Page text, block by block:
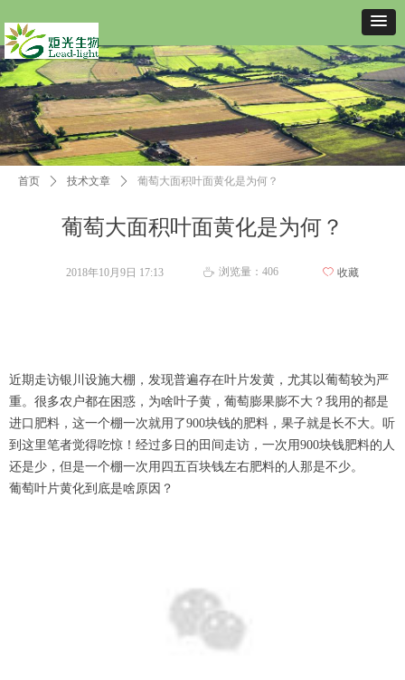
葡萄大面积叶面黄化是为何？
首页 ꄲ 技术文章 ꄲ 葡萄大面积叶面黄化是为何？
近期走访银川设施大棚，发现普遍存在叶片发黄，尤其以葡萄较为严
重。很多农户都在困惑，为啥叶子黄，葡萄膨果膨不大？我用的都是
进口肥料，这一个棚一次就用了900块钱的肥料，果子就是长不大。听
到这里笔者觉得吃惊！经过多日的田间走访，一次用900块钱肥料的人
还是少，但是一个棚一次用四五百块钱左右肥料的人那是不少。
葡萄叶片黄化到底是啥原因？
2018年10月9日 17:13 ꄘ 浏览量： 406 ꄀ 收藏